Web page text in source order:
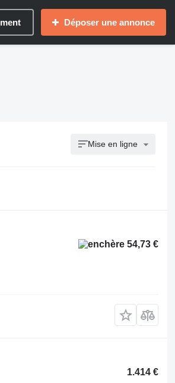
Déposer une annonce
Mise en ligne
54,73 €
1.414 €